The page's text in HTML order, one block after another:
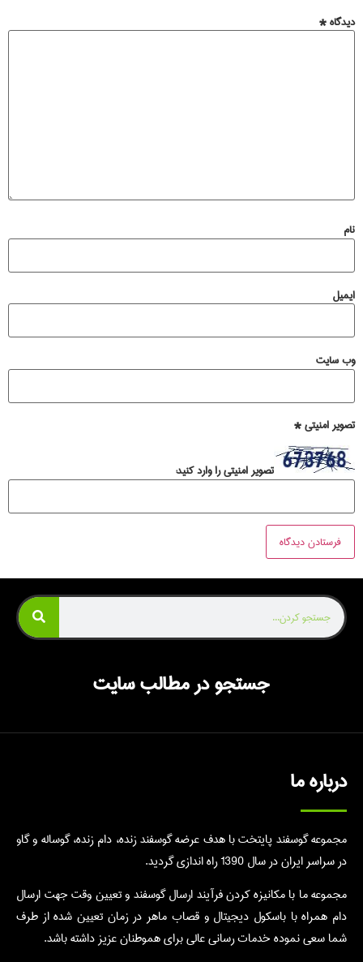
دیدگاه*
نام
ایمیل
وب‌ سایت
تصویر امنیتی*
تصویر امنیتی را وارد کنید:
جستجو در مطالب سایت
درباره ما
مجموعه گوسفند پایتخت با هدف عرضه گوسفند زنده، دام زنده، گوساله و گاو
در سراسر ایران در سال 1390 راه اندازی گردید.
مجموعه ما با مکانیزه کردن فرآیند ارسال گوسفند و تعیین وقت جهت ارسال
دام همراه با باسکول دیجیتال و قصاب ماهر در زمان تعیین شده از طرف
شما سعی نموده خدمات رسانی عالی برای هموطنان عزیز داشته باشد.